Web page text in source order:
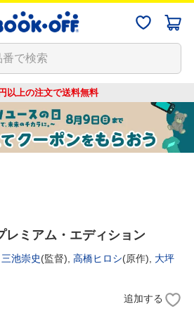
以上の注文で送料無料
ミアム・エディション
三池崇史(監督), 高橋ヒロシ(原作),
大坪
追加する